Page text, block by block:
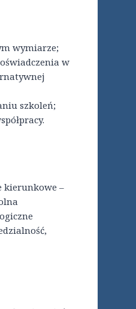
wymiarze;
w
szkoleń;
kierunkowe –